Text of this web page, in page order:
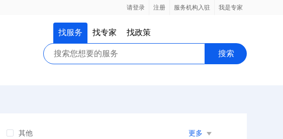
请登录 注册 服务机构入驻 我是专家
找服务 找专家 找政策
搜索
其他 更多